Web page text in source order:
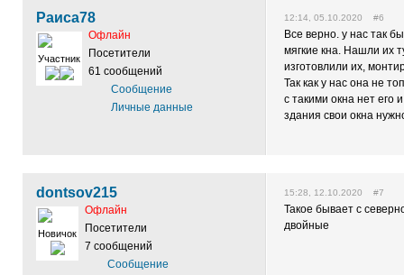
Раиса78
Участник
Офлайн
Посетители
61 сообщений
Сообщение
Личные данные
12:14, 05.10.2020 #6
Все верно. у нас так
мягкие кна. Нашли их
изготовлили их,
Так как у нас она не
с такими окна нет его
здания свои окна
dontsov215
Новичок
Офлайн
Посетители
7 сообщений
Сообщение
15:28, 12.10.2020 #7
Такое бывает с
двойные